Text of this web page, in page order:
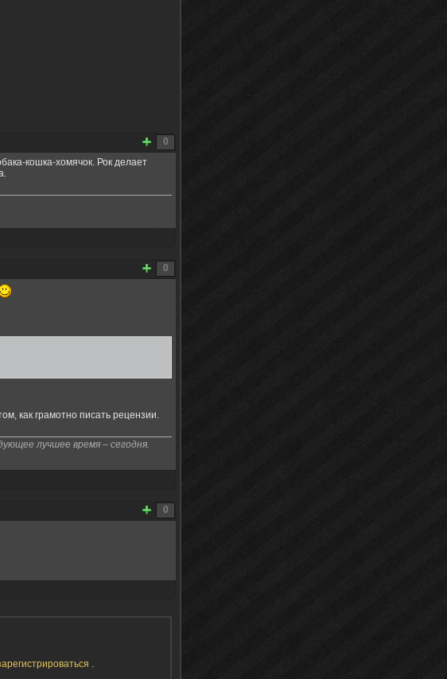
0
кошка-хомячок. Рок делает
0
как грамотно писать рецензии.
лучшее время – сегодня.
0
.